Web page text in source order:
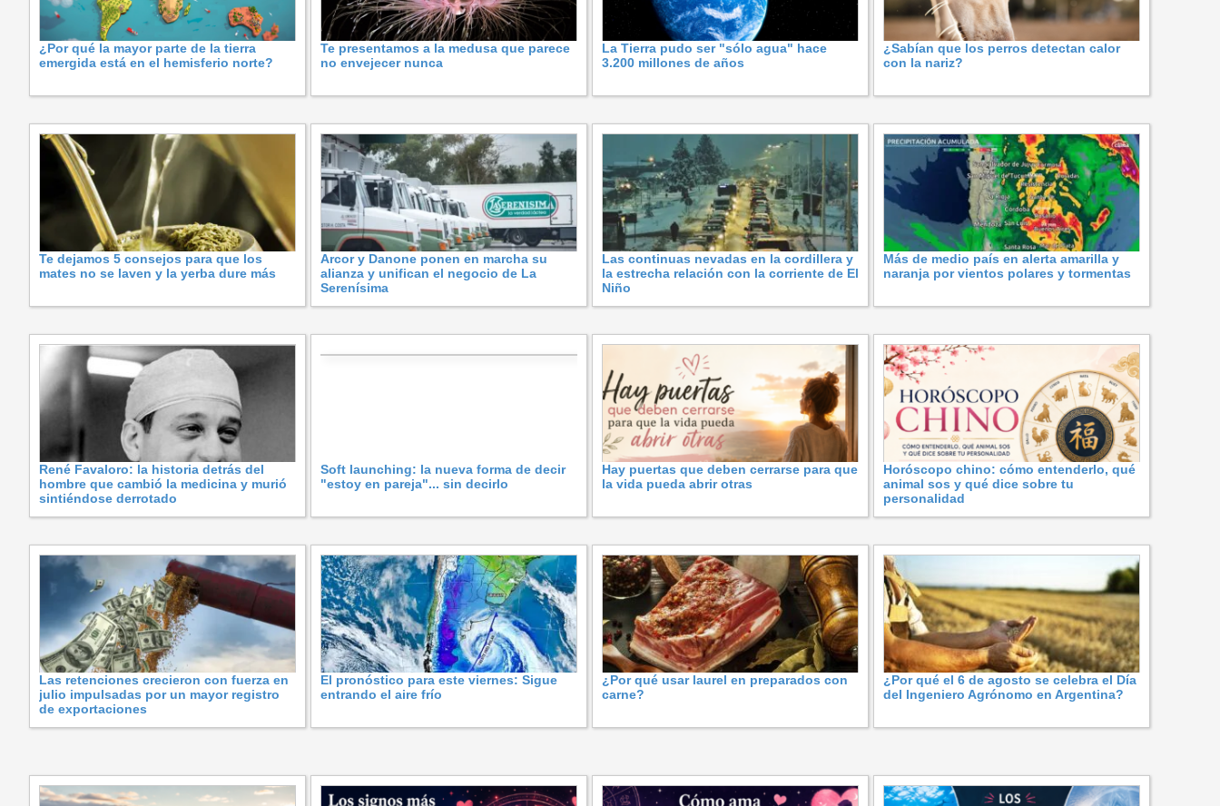
¿Por qué la mayor parte de la tierra
emergida está en el hemisferio norte?
Te presentamos a la medusa que parece
no envejecer nunca
La Tierra pudo ser "sólo agua" hace
3.200 millones de años
¿Sabían que los perros detectan calor
con la nariz?
Te dejamos 5 consejos para que los
mates no se laven y la yerba dure más
Arcor y Danone ponen en marcha su
alianza y unifican el negocio de La
Serenísima
Las continuas nevadas en la cordillera y
la estrecha relación con la corriente de El
Niño
Más de medio país en alerta amarilla y
naranja por vientos polares y tormentas
René Favaloro: la historia detrás del
hombre que cambió la medicina y murió
sintiéndose derrotado
Soft launching: la nueva forma de decir
"estoy en pareja"... sin decirlo
Hay puertas que deben cerrarse para que
la vida pueda abrir otras
Horóscopo chino: cómo entenderlo, qué
animal sos y qué dice sobre tu
personalidad
Las retenciones crecieron con fuerza en
julio impulsadas por un mayor registro
de exportaciones
El pronóstico para este viernes: Sigue
entrando el aire frío
¿Por qué usar laurel en preparados con
carne?
¿Por qué el 6 de agosto se celebra el Día
del Ingeniero Agrónomo en Argentina?